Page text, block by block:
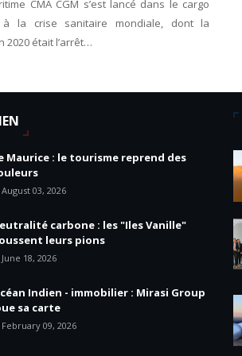
CMA CGM s’est lancé dans le cargo
la crise sanitaire mondiale, dont la
était l’arrêt…
Maurice : le tourisme reprend des
August 03, 2026
carbone : les "Iles Vanille"
leurs pions
June 18, 2026
Indien - immobilier : Mirasi Group
sa carte
February 09, 2026